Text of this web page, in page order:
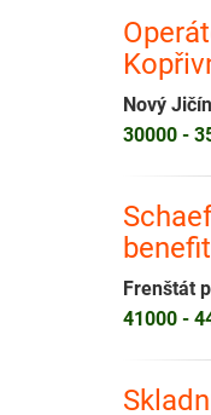
Nový Jičín
30000 -
Frenštát
41000 -